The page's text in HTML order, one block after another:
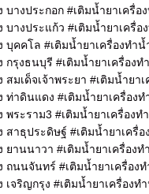
บางประกอก #เติมน้ำยาเครื่อ
บางประแก้ว #เติมน้ำยาเครื่อ
บุคคโล #เติมน้ำยาเครื่องทำ
กรุงธนบุรี #เติมน้ำยาเครื่อง
มเด็จเจ้าพระยา #เติมน้ำยา
ท่าดินแดง #เติมน้ำยาเครื่อง
พระราม3 #เติมน้ำยาเครื่องท
สาธุประดิษฐ์ #เติมน้ำยาเครื่
ยานนาวา #เติมน้ำยาเครื่อง
ถนนจันทร์ #เติมน้ำยาเครื่อง
จริญกรุง #เติมน้ำยาเครื่องท